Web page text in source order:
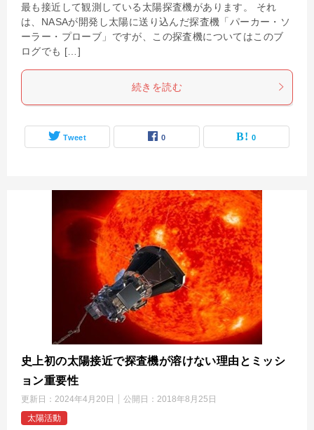
最も接近して観測している太陽探査機があります。 それ
は、NASAが開発し太陽に送り込んだ探査機「パーカー・ソ
ーラー・プローブ」ですが、この探査機についてはこのブ
ログでも […]
続きを読む
Tweet 0 0
史上初の太陽接近で探査機が溶けない理由とミッシ
ョン重要性
更新日： 2024年4月20日 公開日： 2018年8月25日
太陽活動